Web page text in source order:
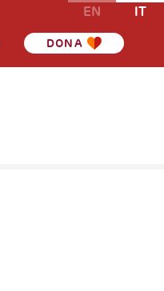
DONA
EN IT